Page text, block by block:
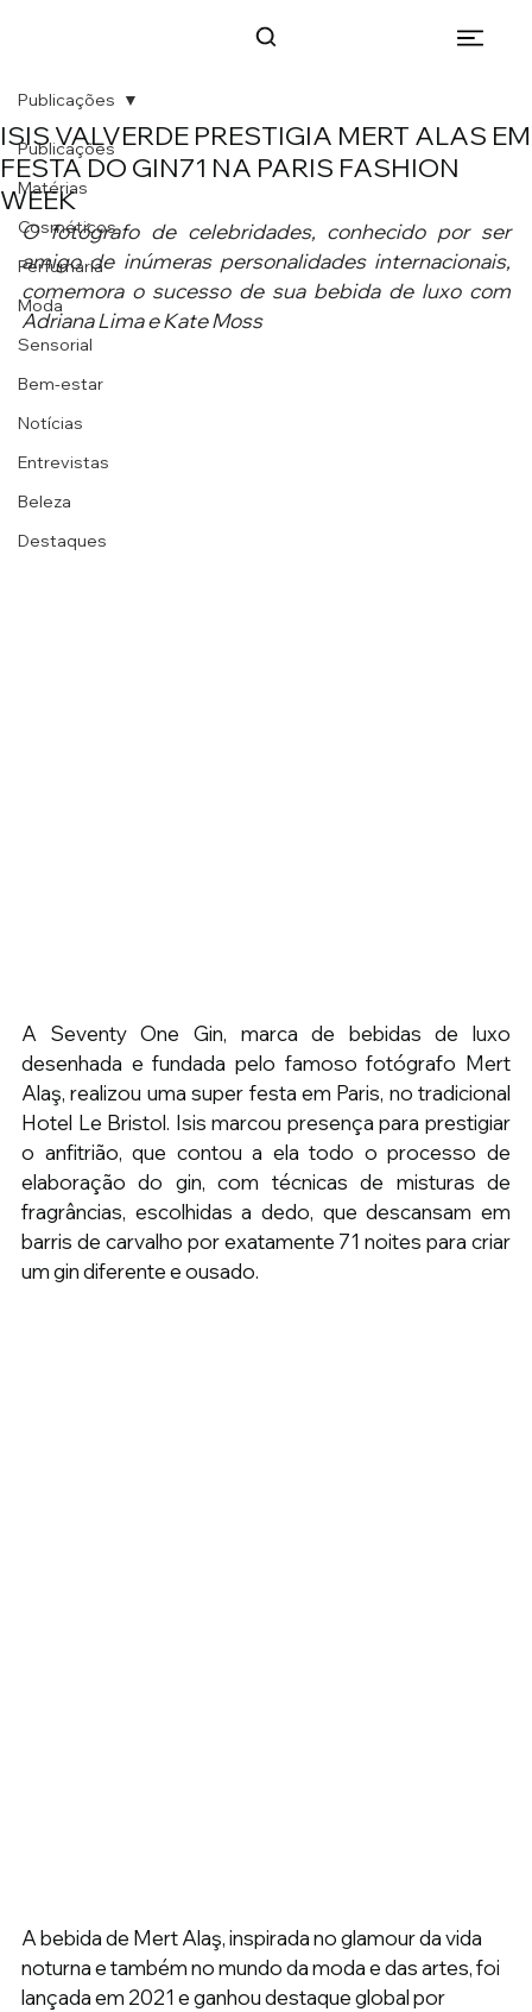
Publicações
Matérias
Cosméticos
Perfumaria
Moda
Sensorial
Bem-estar
Notícias
Entrevistas
Beleza
Destaques
Publicações
ISIS VALVERDE PRESTIGIA MERT ALAS EM
FESTA DO GIN71 NA PARIS FASHION
WEEK
O fotógrafo de celebridades, conhecido por ser
amigo de inúmeras personalidades internacionais,
comemora o sucesso de sua bebida de luxo com
Adriana Lima e Kate Moss
A Seventy One Gin, marca de bebidas de luxo
desenhada e fundada pelo famoso fotógrafo Mert
Alaş, realizou uma super festa em Paris, no tradicional
Hotel Le Bristol. Isis marcou presença para prestigiar
o anfitrião, que contou a ela todo o processo de
elaboração do gin, com técnicas de misturas de
fragrâncias, escolhidas a dedo, que descansam em
barris de carvalho por exatamente 71 noites para criar
um gin diferente e ousado.
A bebida de Mert Alaş, inspirada no glamour da vida
noturna e também no mundo da moda e das artes, foi
lançada em 2021 e ganhou destaque global por